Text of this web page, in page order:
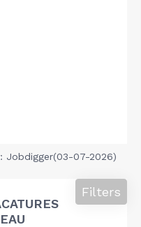
Jobdigger(03-07-2026)
Filters